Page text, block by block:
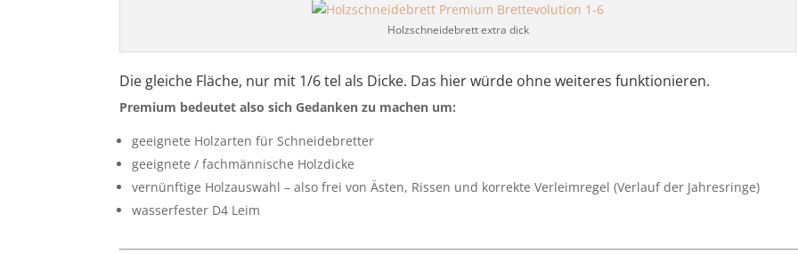
Holzschneidebrett extra dick
Die gleiche Fläche, nur mit 1/6 tel als Dicke. Das hier würde ohne weiteres funktionieren.
Premium bedeutet also sich Gedanken zu machen um:
geeignete Holzarten für Schneidebretter
geeignete / fachmännische Holzdicke
vernünftige Holzauswahl – also frei von Ästen, Rissen und korrekte Verleimregel (Verlauf der Jahresringe)
wasserfester D4 Leim